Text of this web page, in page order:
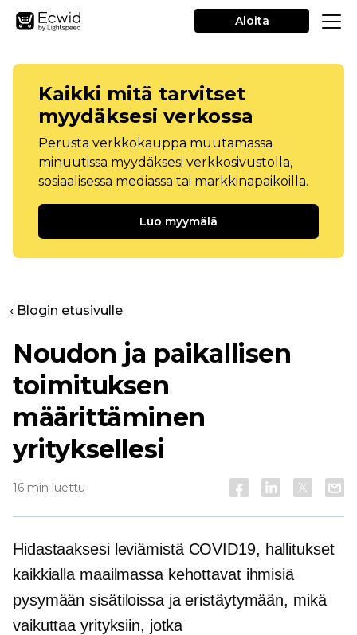
Aloita
Kaikki mitä tarvitset
myydäksesi verkossa
Perusta verkkokauppa muutamassa
minuutissa myydäksesi verkkosivustolla,
sosiaalisessa mediassa tai markkinapaikoilla.
Luo myymälä
‹ Blogin etusivulle
Noudon ja paikallisen
toimituksen
määrittäminen
yrityksellesi
16 min luettu
Hidastaaksesi leviämistä COVID19, hallitukset
kaikkialla maailmassa kehottavat ihmisiä
pysymään sisätiloissa ja eristäytymään, mikä
vaikuttaa yrityksiin, jotka